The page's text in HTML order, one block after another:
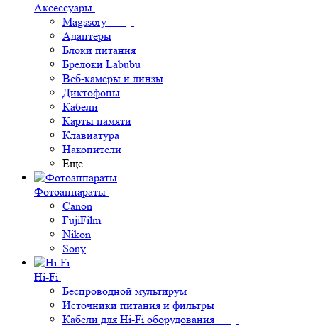
Аксессуары
Magssory
Адаптеры
Блоки питания
Брелоки Labubu
Веб-камеры и линзы
Диктофоны
Кабели
Карты памяти
Клавиатура
Накопители
Еще
Фотоаппараты
Canon
FujiFilm
Nikon
Sony
Hi-Fi
Беспроводной мультирум
Источники питания и фильтры
Кабели для Hi-Fi оборудования